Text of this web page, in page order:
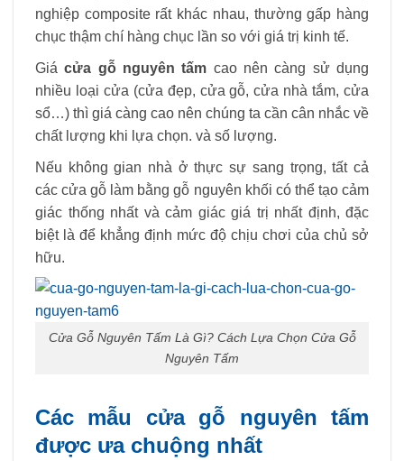
nghiệp composite rất khác nhau, thường gấp hàng
chục thậm chí hàng chục lần so với giá trị kinh tế.
Giácửa gỗ nguyên tấm cao nên càng sử dụng
nhiều loại cửa (cửa đẹp, cửa gỗ, cửa nhà tắm, cửa
sổ…) thì giá càng cao nên chúng ta cần cân nhắc về
chất lượng khi lựa chọn. và số lượng.
Nếu không gian nhà ở thực sự sang trọng, tất cả
các cửa gỗ làm bằng gỗ nguyên khối có thể tạo cảm
giác thống nhất và cảm giác giá trị nhất định, đặc
biệt là để khẳng định mức độ chịu chơi của chủ sở
hữu.
Cửa Gỗ Nguyên Tấm Là Gì? Cách Lựa Chọn Cửa Gỗ
Nguyên Tấm
Các mẫu cửa gỗ nguyên tấm
được ưa chuộng nhất